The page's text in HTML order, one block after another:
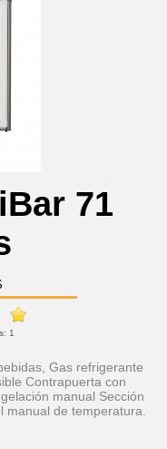
71
1
Gas refrigerante
Contrapuerta con
manual Sección
de temperatura.